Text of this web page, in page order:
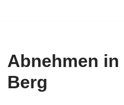
Abnehmen
Berg